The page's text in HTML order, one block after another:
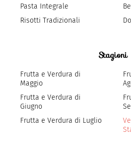
Pasta Integrale
Risotti Tradizionali
Stagioni
Frutta e Verdura di
Maggio
Frutta e Verdura di
Giugno
Frutta e Verdura di Luglio